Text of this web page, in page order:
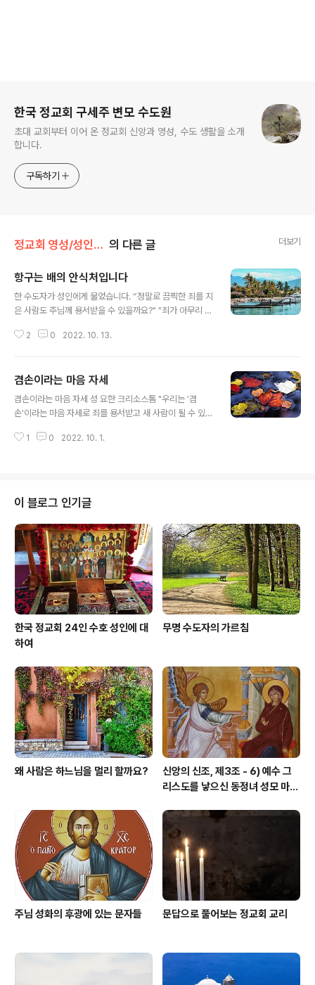
한국 정교회 구세주 변모 수도원
초대 교회부터 이어 온 정교회 신앙과 영성, 수도 생활을 소개
합니다.
구독하기
정교회 영성/성인의 가르침 의 다른 글 더보기
항구는 배의 안식처입니다
한 수도자가 성인에게 물었습니다. “정말로 끔찍한 죄를 지
은 사람도 주님께 용서받을 수 있을까요?" "죄가 아무리 크
님의 사랑은 태평양 같은 바다라고 할 수 있다. 그러니 절대
합니다. 주님은 우리 마음속의 고요를 위해 교회를 세우셨
습니다. 태풍이나 거친 파도가 몰아친다고 해도 든든한 항
구가 되어 줄 곳, 바로 교회를 마련해 주셨습니다. (성 요한
리에게 무엇을 줍니까?" “우리에게 날개와 생각을 줍니다.
2 0 2022. 10. 13.
겸손이라는 마음 자세
겸손이라는 마음 자세 성 요한 크리소스톰 "우리는 '겸
손'이라는 마음 자세로 죄를 용서받고 새 사람이 될 수 있습
'바리사이파와 세리' 이야기 중에 세리는 바리사이파 사람
1 0 2022. 10. 1.
이 블로그 인기글
한국 정교회 24인 수호 성인에 대
하여
무명 수도자의 가르침
왜 사람은 하느님을 멀리 할까요?
신앙의 신조, 제3조 - 6) 예수 그
리스도를 낳으신 동정녀 성모 마리
주님 성화의 후광에 있는 문자들 문답으로 풀어보는 정교회 교리